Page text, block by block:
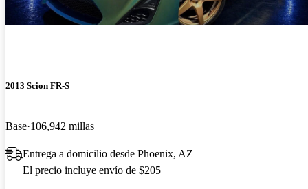
2013 Scion FR-S
Base 106,942 millas
Entrega a domicilio desde Phoenix, AZ
El precio incluye envío de $205